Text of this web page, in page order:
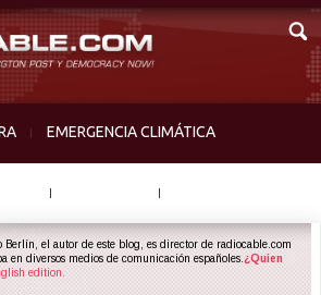
EMERGENCIA CLIMÁTICA
Berlín, el autor de este blog, es director de radiocable.com
en diversos medios de comunicación españoles. ¿Quien
edition.